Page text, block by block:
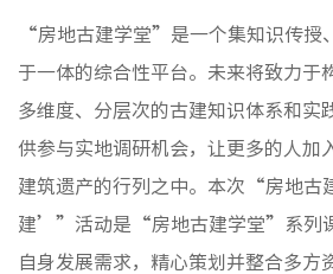
“房地古建学堂”是一个集知识传授
于一体的综合性平台。未来将致力于
多维度、分层次的古建知识体系和实
供参与实地调研机会，让更多的人加
建筑遗产的行列之中。本次“房地古
建’”活动是“房地古建学堂”系列
自身发展需求，精心策划并整合多方